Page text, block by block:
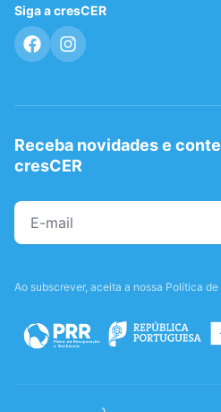
Siga a cresCER
Receba novidades e
cresCER
Ao subscrever, aceita a nossa Política